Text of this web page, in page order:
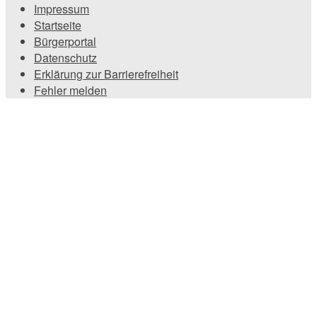
Impressum
Startseite
Bürgerportal
Datenschutz
Erklärung zur Barrierefreiheit
Fehler melden